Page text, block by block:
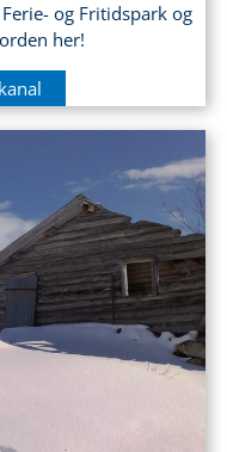
og Fritidspark og
her!